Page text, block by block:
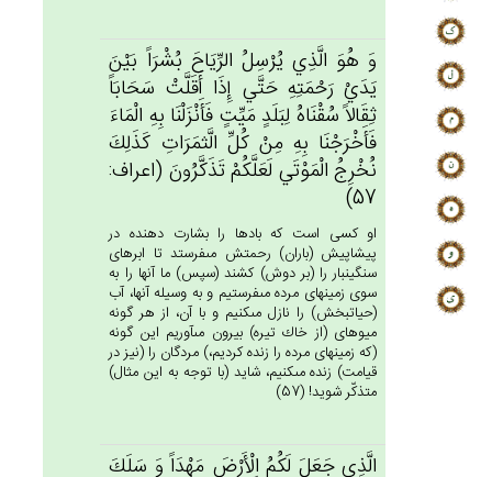
وَ هُوَ الَّذِي‌ يُرْسِل‌ُ الرِّيَاح‌َ بُشْرَاً بَيْن‌َ
يَدَي‌ْ رَحْمَتِه‌ِ حَتَّي‌ إِذَا أَقَلَّت‌ْ سَحَابَاً
ثِقَالاً سُقْنَاه‌ُ لِبَلَدٍ مَيِّت‌ٍ فَأَنْزَلْنَا بِه‌ِ الْمَاءَ
فَأَخْرَجْنَا بِه‌ِ مِنْ‌ كُل‌ِّ الَّثمَرَات‌ِ كَذَلِك‌َ
نُخْرِج‌ُ الْمَوْتَي‌ لَعَلَّكُم‌ْ تَذَكَّرُون‌َ (اعراف:
57)
او كسى است كه بادها را بشارت دهنده در
پيشاپيش (باران) رحمتش مى‏فرستد تا ابرهاى
سنگين‏بار را (بر دوش) كشند (سپس) ما آنها را به
سوى زمينهاى مرده مى‏فرستيم و به وسيله آنها، آب
(حياتبخش) را نازل مى‏كنيم و با آن، از هر گونه
ميوه‏اى (از خاك تيره) بيرون مى‏آوريم اين گونه
(كه زمينهاى مرده را زنده كرديم،) مردگان را (نيز در
قيامت) زنده مى‏كنيم، شايد (با توجه به اين مثال)
متذكّر شويد! (57)
الَّذِي‌ جَعَل‌َ لَكُم‌ُ الْأَرْض‌َ مَهْدَاً وَ سَلَك‌َ